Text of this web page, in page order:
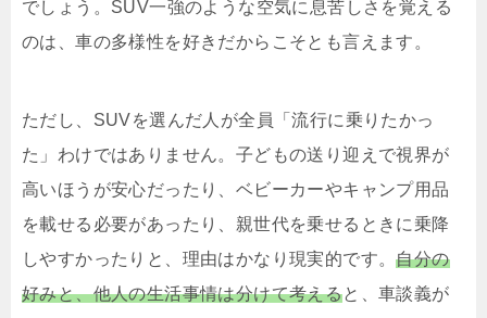
でしょう。SUV一強のような空気に息苦しさを覚える
のは、車の多様性を好きだからこそとも言えます。
ただし、SUVを選んだ人が全員「流行に乗りたかっ
た」わけではありません。子どもの送り迎えで視界が
高いほうが安心だったり、ベビーカーやキャンプ用品
を載せる必要があったり、親世代を乗せるときに乗降
しやすかったりと、理由はかなり現実的です。自分の
好みと、他人の生活事情は分けて考えると、車談義が